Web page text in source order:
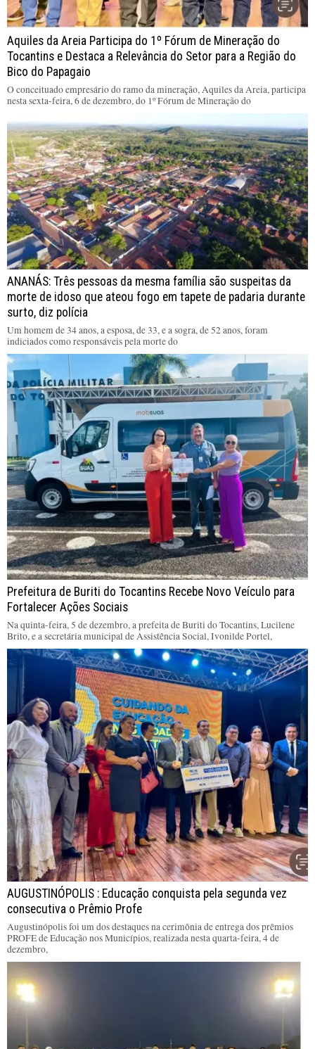
Aquiles da Areia Participa do 1º Fórum de Mineração do
Tocantins e Destaca a Relevância do Setor para a Região do
Bico do Papagaio
O conceituado empresário do ramo da mineração, Aquiles da Areia, participa
nesta sexta-feira, 6 de dezembro, do 1º Fórum de Mineração do
ANANÁS: Três pessoas da mesma família são suspeitas da
morte de idoso que ateou fogo em tapete de padaria durante
surto, diz polícia
Um homem de 34 anos, a esposa, de 33, e a sogra, de 52 anos, foram
indiciados como responsáveis pela morte do
Prefeitura de Buriti do Tocantins Recebe Novo Veículo para
Fortalecer Ações Sociais
Na quinta-feira, 5 de dezembro, a prefeita de Buriti do Tocantins, Lucilene
Brito, e a secretária municipal de Assistência Social, Ivonilde Portel,
AUGUSTINÓPOLIS : Educação conquista pela segunda vez
consecutiva o Prêmio Profe
Augustinópolis foi um dos destaques na cerimônia de entrega dos prêmios
PROFE de Educação nos Municípios, realizada nesta quarta-feira, 4 de
dezembro,